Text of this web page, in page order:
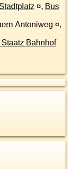
Stadtplatz ¤, Bus
Dreifaltigkeitsplatz = > Zlabern Antoniweg ¤,
Bus 582: Poysdorf Dreifaltigkeitsplatz = > Staatz Bahnhof